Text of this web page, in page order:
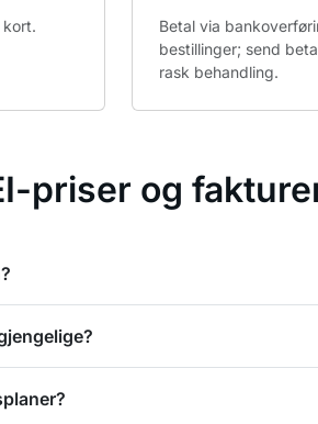
Betal via
bestillinger; send
rask behandling.
priser og